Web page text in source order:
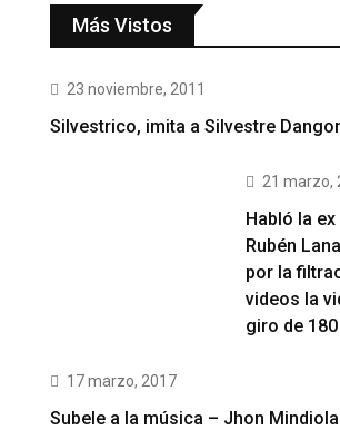
Más Vistos
23 noviembre, 2011
Silvestrico, imita a Silvestre
21 marzo,
Habló la
Rubén
por la
videos la
giro de
17 marzo, 2017
Subele a la música – Jhon